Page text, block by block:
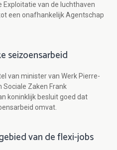
Exploitatie van de luchthaven
een onafhankelijk Agentschap
seizoensarbeid
van minister van Werk Pierre-
Sociale Zaken Frank
koninklijk besluit goed dat
omvat.
van de flexi-jobs